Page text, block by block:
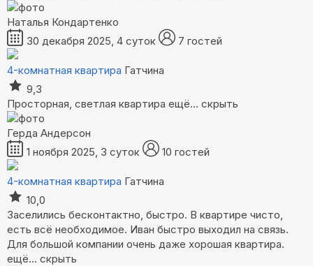
Наталья Кондартенко
30 декабря 2025, 4 суток
7 гостей
4-комнатная квартира Гатчина
9,3
Просторная, светлая квартира ещё... скрыть
Герда Андерсон
1 ноября 2025, 3 суток
10 гостей
4-комнатная квартира Гатчина
10,0
Заселились бесконтактно, быстро. В квартире чисто,
есть всё необходимое. Иван быстро выходил на связь.
Для большой компании очень даже хорошая квартира.
ещё... скрыть